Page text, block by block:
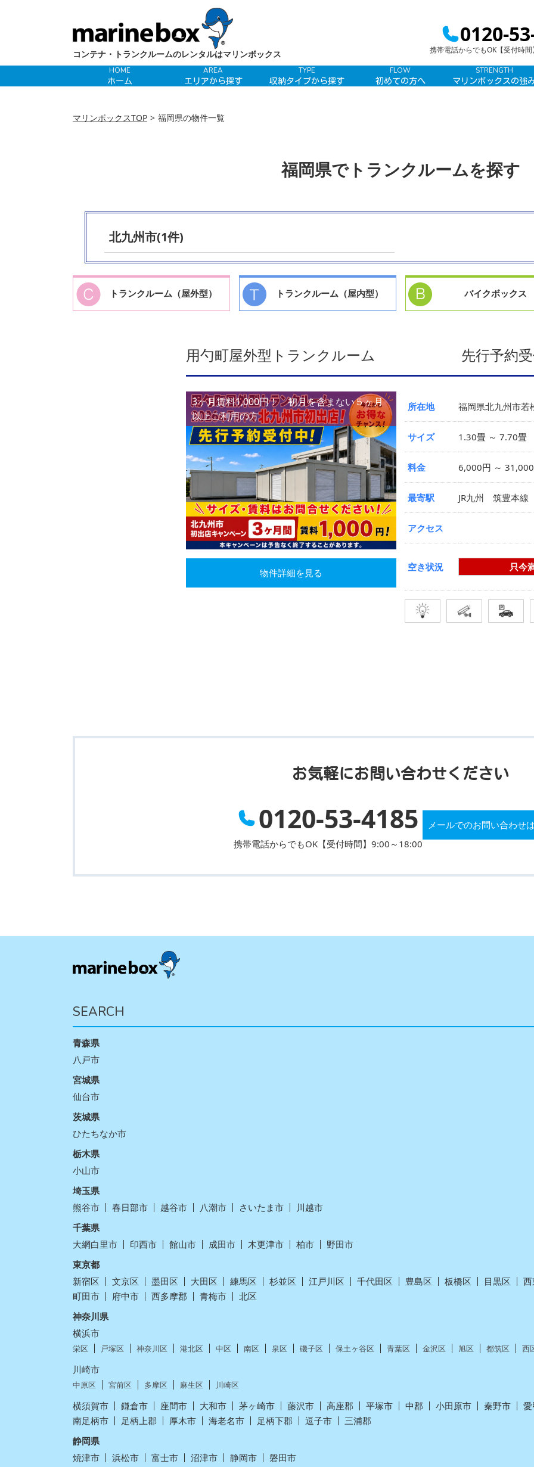
コンテナ・トランクルームのレンタルはマリンボックス
0120-
携帯電話からでもOK【受付時
HOME
ホーム
AREA
エリアから探す
TYPE
収納タイプから探す
FLOW
初めての方へ
STRENGTH
マリンボックスの強
マリンボックスTOP 福岡県の物件一覧
福岡県でトランクルームを探す
北九州市(1件)
トランクルーム（屋外型） トランクルーム（屋内型） バイクボックス
用勺町屋外型トランクルーム 先行予約受
3ヶ月賃料1,000円！ 初月を含まない５ヶ月
以上ご利用の方
物件詳細を見る
所在地 福岡県北九州市若
サイズ 1.30畳 ～ 7.70畳
料金 6,000円 ～
最寄駅 JR九州 筑豊本
アクセス
空き状況 只今
お気軽にお問い合わせください
0120-53-4185
携帯電話からでもOK【受付時間】9:00～18:00
メールでのお問い合わせ
SEARCH
青森県
八戸市
宮城県
仙台市
茨城県
ひたちなか市
栃木県
小山市
埼玉県
熊谷市
春日部市 越谷市 八潮市 さいたま市
川越市
千葉県
大網白里市
印西市 館山市 成田市 木更津市 柏市
野田市
東京都
新宿区
文京区 墨田区 大田区 練馬区 杉並区 江戸川区 千代田区 豊島区 板橋区 目黒区
町田市
府中市 西多摩郡 青梅市
北区
神奈川県
横浜市
栄区 戸塚区 神奈川区 港北区 中区 南区 泉区 磯子区 保土ヶ谷区 青葉区 金沢区 旭区 都筑区 西
川崎市
中原区 宮前区 多摩区 麻生区 川崎区
横須賀市 鎌倉市 座間市 大和市 茅ヶ崎市 藤沢市 高座郡 平塚市 中郡 小田原市 秦野市
南足柄市
足柄上郡 厚木市 海老名市 足柄下郡 逗子市
三浦郡
静岡県
焼津市
浜松市 富士市 沼津市 静岡市
磐田市